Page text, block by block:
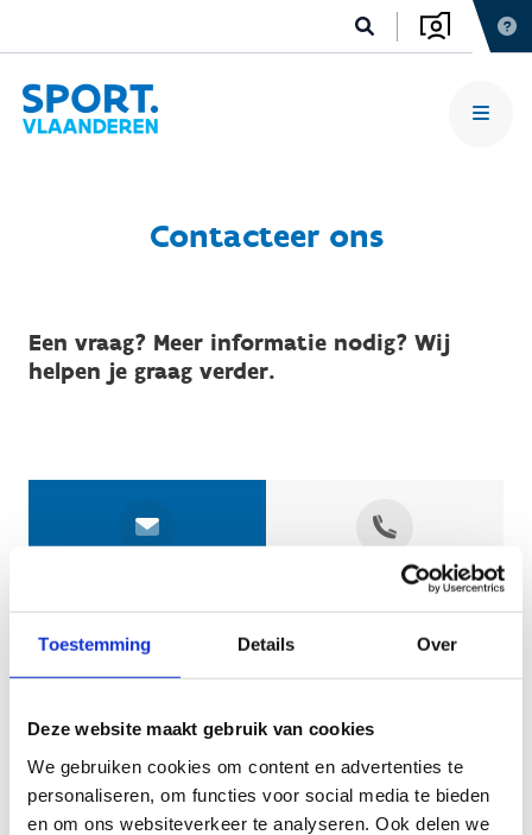
Toestemming Details Over
Deze website maakt gebruik van cookies
We gebruiken cookies om content en advertenties te
personaliseren, om functies voor social media te bieden
en om ons websiteverkeer te analyseren. Ook delen we
Contacteer ons
Een vraag? Meer informatie nodig? Wij
helpen je graag verder.